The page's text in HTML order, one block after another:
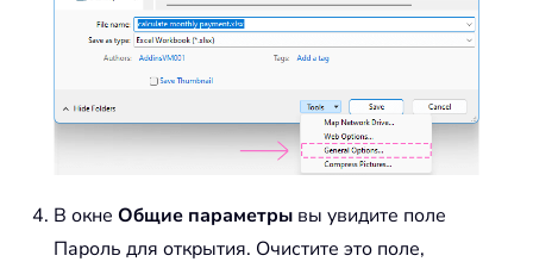
В окне Общие параметры вы увидите поле
Пароль для открытия. Очистите это поле,